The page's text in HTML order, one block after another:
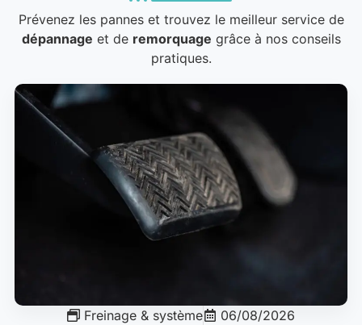
Prévenez les pannes et trouvez le meilleur service de
dépannage et de remorquage grâce à nos conseils
pratiques.
Freinage & système 06/08/2026